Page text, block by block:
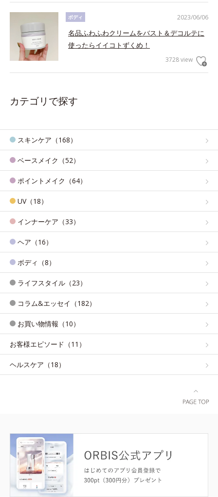
2023/06/06
ボディ
名品ふわふわクリームをバスト＆デコルテに
使ったらイイコトずくめ！
3728 view
カテゴリで探す
スキンケア（168）
ベースメイク（52）
ポイントメイク（64）
UV（18）
インナーケア（33）
ヘア（16）
ボディ（8）
ライフスタイル（23）
コラム&エッセイ（182）
お買い物情報（10）
お客様エピソード（11）
ヘルスケア（18）